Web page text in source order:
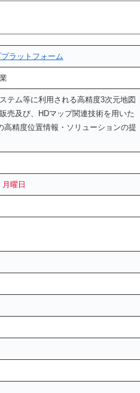
ラットフォーム
テム等に利用される高精度3次元地図
売及び、HDマップ関連技術を用いた
高精度位置情報・ソリューションの提
曜日